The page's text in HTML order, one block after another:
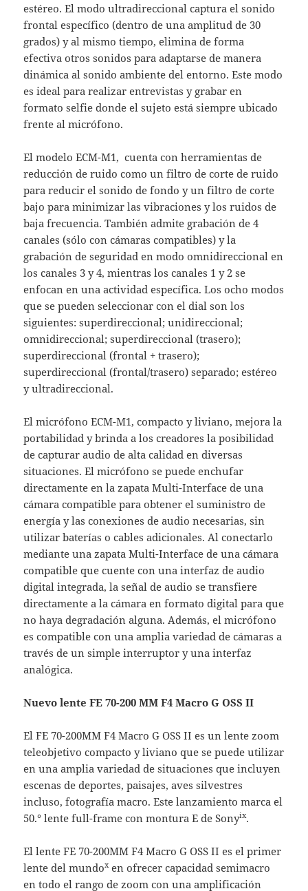
estéreo. El modo ultradireccional captura el sonido
frontal específico (dentro de una amplitud de 30
grados) y al mismo tiempo, elimina de forma
efectiva otros sonidos para adaptarse de manera
dinámica al sonido ambiente del entorno. Este modo
es ideal para realizar entrevistas y grabar en
formato selfie donde el sujeto está siempre ubicado
frente al micrófono.
El modelo ECM-M1, cuenta con herramientas de
reducción de ruido como un filtro de corte de ruido
para reducir el sonido de fondo y un filtro de corte
bajo para minimizar las vibraciones y los ruidos de
baja frecuencia. También admite grabación de 4
canales (sólo con cámaras compatibles) y la
grabación de seguridad en modo omnidireccional en
los canales 3 y 4, mientras los canales 1 y 2 se
enfocan en una actividad específica. Los ocho modos
que se pueden seleccionar con el dial son los
siguientes: superdireccional; unidireccional;
omnidireccional; superdireccional (trasero);
superdireccional (frontal + trasero);
superdireccional (frontal/trasero) separado; estéreo
y ultradireccional.
El micrófono ECM-M1, compacto y liviano, mejora la
portabilidad y brinda a los creadores la posibilidad
de capturar audio de alta calidad en diversas
situaciones. El micrófono se puede enchufar
directamente en la zapata Multi-Interface de una
cámara compatible para obtener el suministro de
energía y las conexiones de audio necesarias, sin
utilizar baterías o cables adicionales. Al conectarlo
mediante una zapata Multi-Interface de una cámara
compatible que cuente con una interfaz de audio
digital integrada, la señal de audio se transfiere
directamente a la cámara en formato digital para que
no haya degradación alguna. Además, el micrófono
es compatible con una amplia variedad de cámaras a
través de un simple interruptor y una interfaz
analógica.
Nuevo lenteFE 70-200 MM F4 Macro G OSS II
El FE 70-200MM F4 Macro G OSS II es un lente zoom
teleobjetivo compacto y liviano que se puede utilizar
en una amplia variedad de situaciones que incluyen
escenas de deportes, paisajes, aves silvestres
incluso, fotografía macro. Este lanzamiento marca el
50.° lente full-frame con montura E de Sonyix.
El lente FE 70-200MM F4 Macro G OSS II es el primer
lente del mundoxen ofrecer capacidad semimacro
en todo el rango de zoom con una amplificación